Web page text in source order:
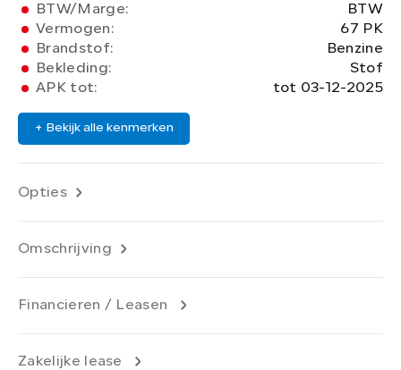
BTW/Marge:
BTW
Vermogen:
67 PK
Brandstof:
Benzine
Bekleding:
Stof
APK tot:
tot 03-12-2025
+ Bekijk alle kenmerken
Opties
Omschrijving
Financieren / Leasen
Zakelijke lease